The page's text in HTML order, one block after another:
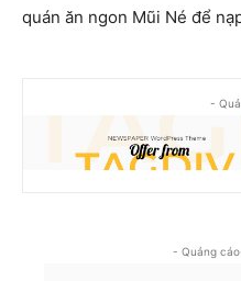
quán ăn ngon Mũi Né để
-
- Quảng